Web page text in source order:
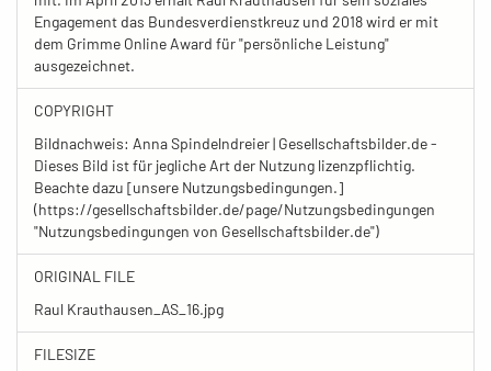
Engagement das Bundesverdienstkreuz und 2018 wird er mit
dem Grimme Online Award für "persönliche Leistung"
ausgezeichnet.
COPYRIGHT
Bildnachweis: Anna Spindelndreier | Gesellschaftsbilder.de -
Dieses Bild ist für jegliche Art der Nutzung lizenzpflichtig.
Beachte dazu [unsere Nutzungsbedingungen.]
(https://gesellschaftsbilder.de/page/Nutzungsbedingungen
"Nutzungsbedingungen von Gesellschaftsbilder.de")
ORIGINAL FILE
Raul Krauthausen_AS_16.jpg
FILESIZE